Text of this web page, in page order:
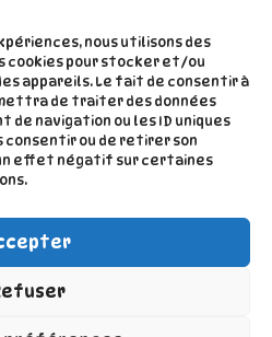
nous utilisons des
cookies pour stocker et/ou
appareils. Le fait de consentir à
de traiter des données
navigation ou les ID uniques
consentir ou de retirer son
effet négatif sur certaines
inspis de lala ·
de lala